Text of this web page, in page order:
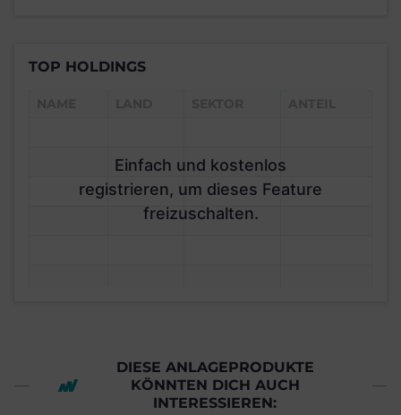
TOP HOLDINGS
Einfach und kostenlos
registrieren, um dieses Feature
freizuschalten.
DIESE ANLAGEPRODUKTE
KÖNNTEN DICH AUCH
INTERESSIEREN: